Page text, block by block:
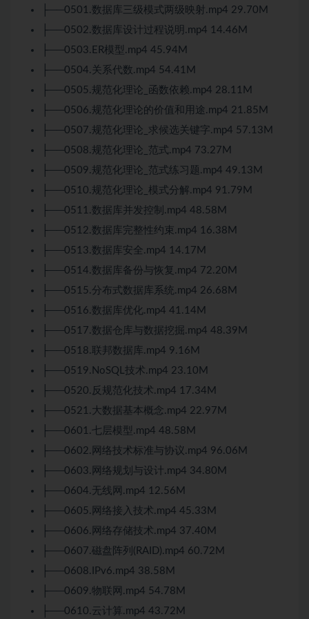
├──0501.数据库三级模式两级映射.mp4 29.70M
├──0502.数据库设计过程说明.mp4 14.46M
├──0503.ER模型.mp4 45.94M
├──0504.关系代数.mp4 54.41M
├──0505.规范化理论_函数依赖.mp4 28.11M
├──0506.规范化理论的价值和用途.mp4 21.85M
├──0507.规范化理论_求候选关键字.mp4 57.13M
├──0508.规范化理论_范式.mp4 73.27M
├──0509.规范化理论_范式练习题.mp4 49.13M
├──0510.规范化理论_模式分解.mp4 91.79M
├──0511.数据库并发控制.mp4 48.58M
├──0512.数据库完整性约束.mp4 16.38M
├──0513.数据库安全.mp4 14.17M
├──0514.数据库备份与恢复.mp4 72.20M
├──0515.分布式数据库系统.mp4 26.68M
├──0516.数据库优化.mp4 41.14M
├──0517.数据仓库与数据挖掘.mp4 48.39M
├──0518.联邦数据库.mp4 9.16M
├──0519.NoSQL技术.mp4 23.10M
├──0520.反规范化技术.mp4 17.34M
├──0521.大数据基本概念.mp4 22.97M
├──0601.七层模型.mp4 48.58M
├──0602.网络技术标准与协议.mp4 96.06M
├──0603.网络规划与设计.mp4 34.80M
├──0604.无线网.mp4 12.56M
├──0605.网络接入技术.mp4 45.33M
├──0606.网络存储技术.mp4 37.40M
├──0607.磁盘阵列(RAID).mp4 60.72M
├──0608.IPv6.mp4 38.58M
├──0609.物联网.mp4 54.78M
├──0610.云计算.mp4 43.72M